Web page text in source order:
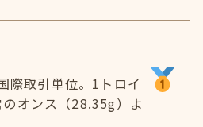
際取引単位。1トロイ
オンス（28.35g）よ